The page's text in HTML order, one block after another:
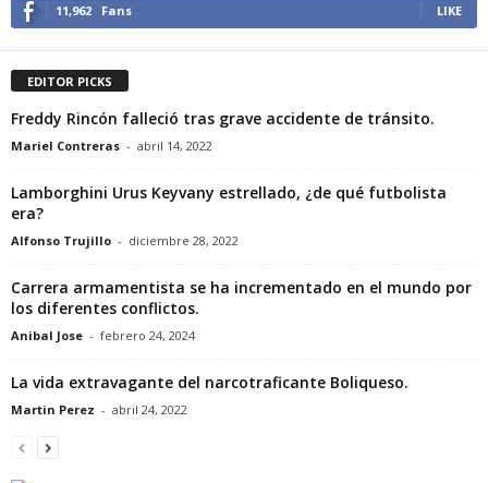
11,962 Fans LIKE
EDITOR PICKS
Freddy Rincón falleció tras grave accidente de tránsito.
Mariel Contreras - abril 14, 2022
Lamborghini Urus Keyvany estrellado, ¿de qué futbolista
era?
Alfonso Trujillo - diciembre 28, 2022
Carrera armamentista se ha incrementado en el mundo por
los diferentes conflictos.
Anibal Jose - febrero 24, 2024
La vida extravagante del narcotraficante Boliqueso.
Martin Perez - abril 24, 2022